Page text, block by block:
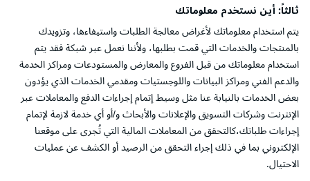
ثالثاً: أين نستخدم معلوماتك
يتم استخدام معلوماتك لأغراض معالجة الطلبات واستيفاءها، وتزويدك
بالمنتجات والخدمات التي قمت بطلبها، ولأننا نعمل عبر شبكة فقد يتم
استخدام معلوماتك من قبل الفروع والمعارض والمستودعات ومراكز الخدمة
والدعم الفني ومراكز البيانات واللوجستيات ومقدمي الخدمات الذي يؤدون
بعض الخدمات بالنيابة عنا مثل وسيط إتمام إجراءات الدفع والمعاملات عبر
الإنترنت وشركات التسويق والإعلانات والأبحاث و/أو أي خدمة لازمة لإتمام
إجراءات طلباتك،كالتحقق من المعاملات المالية التي تُجرى على موقعنا
الإلكتروني بما في ذلك إجراء التحقق من الرصيد أو الكشف عن عمليات
الاحتيال.